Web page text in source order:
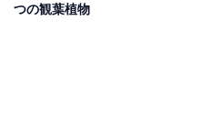
つの観葉植物